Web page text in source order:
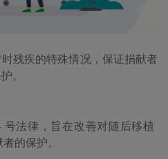
残疾的特殊情况，保证捐献者
。
法律，旨在改善对随后移植
的保护。